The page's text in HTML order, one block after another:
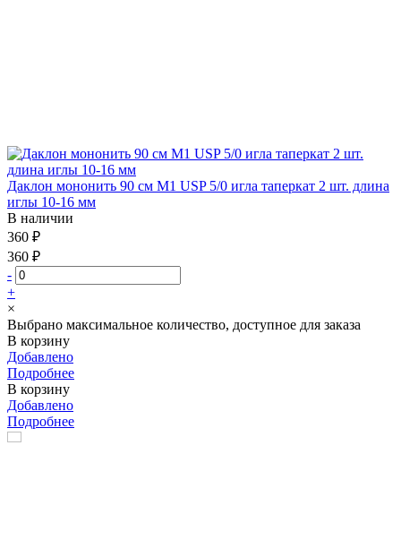
Даклон мононить 90 см М1 USP 5/0 игла таперкат 2 шт. длина
иглы 10-16 мм
В наличии
360 ₽
360 ₽
-
+
×
Выбрано максимальное количество, доступное для заказа
В корзину
Добавлено
Подробнее
В корзину
Добавлено
Подробнее